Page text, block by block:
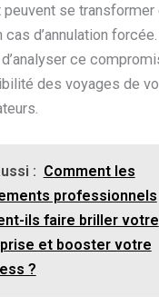
peuvent se transformer
cas d’annulation
ce
des voyages de
: Comment les
professionnels
ils faire briller votre
et booster votre
?